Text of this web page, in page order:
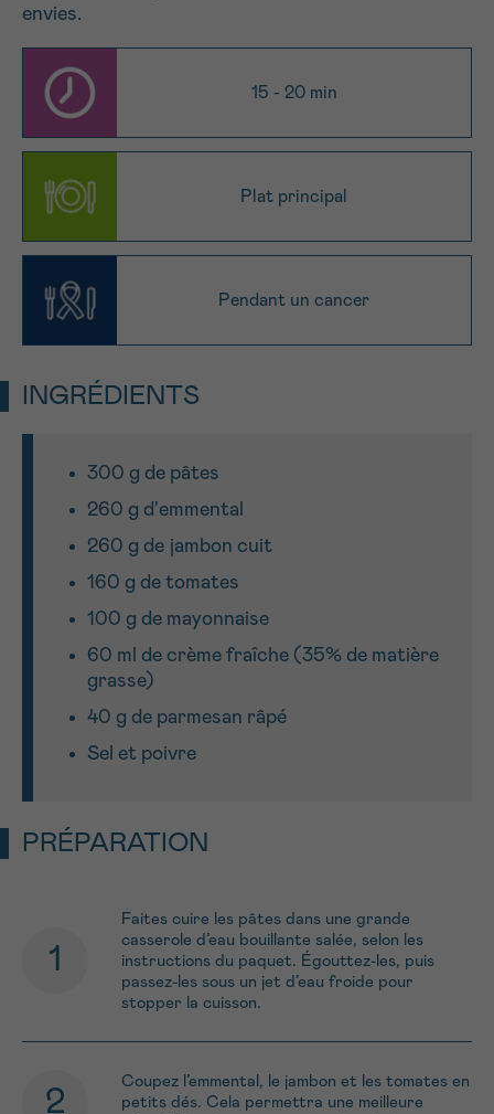
envies.
15 - 20 min
Plat principal
Pendant un cancer
INGRÉDIENTS
300 g de pâtes
260 g d'emmental
260 g de jambon cuit
160 g de tomates
100 g de mayonnaise
60 ml de crème fraîche (35% de matière
grasse)
40 g de parmesan râpé
Sel et poivre
PRÉPARATION
Faites cuire les pâtes dans une grande
casserole d’eau bouillante salée, selon les
instructions du paquet. Égouttez-les, puis
passez-les sous un jet d’eau froide pour
stopper la cuisson.
Coupez l’emmental, le jambon et les tomates en
petits dés. Cela permettra une meilleure
PRÉNOM
E-MAIL
VOTRE QUESTION
*CHAMP OBLIGATOIRE
Envoyer
Suivant